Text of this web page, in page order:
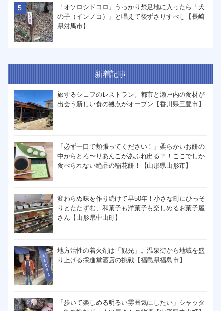
「オソロシドコロ」うっかり禁足地に入ったら「犬
の子（インノコ）」と唱えて後ずさりすべし【長崎
県対馬市】
新着記事
旅するシェフのレストラン。都市と瀬戸内の食材が
出会う新しい食の拠点がオープン【香川県三豊市】
「必ず一口で頬張ってください！」柔らかいお餅の
中からとろ〜りあんこがあふれ出る？！ここでしか
食べられない絶品の稲花餅！【山形県山形市】
変わらぬ味を作り続けて早50年！小さな町にひっそ
りとたたずむ、和菓子も洋菓子も楽しめるお菓子屋
さん【山形県中山町】
地方活性の着火剤は「観光」。温泉街から地域を盛
り上げる採進堂酒店の挑戦【福島県福島市】
「歩いて楽しめる明るい雰囲気にしたい」シャッタ